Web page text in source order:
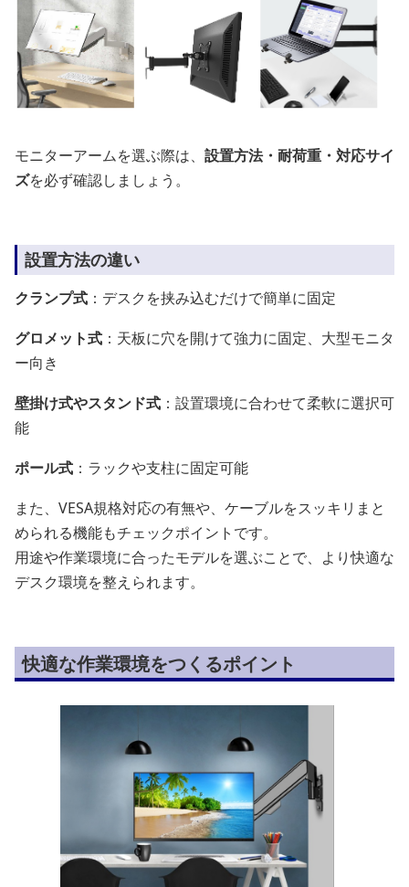
モニターアームを選ぶ際は、 設置方法・耐荷重・対応サイ
ズを必ず確認しましょう。
設置方法の違い
クランプ式 ：デスクを挟み込むだけで簡単に固定
グロメット式 ：天板に穴を開けて強力に固定、大型モニタ
ー向き
壁掛け式やスタンド式 ：設置環境に合わせて柔軟に選択可
能
ポール式 ：ラックや支柱に固定可能
また、VESA規格対応の有無や、ケーブルをスッキリまと
められる機能もチェックポイントです。
用途や作業環境に合ったモデルを選ぶことで、より快適な
デスク環境を整えられます。
快適な作業環境をつくるポイント